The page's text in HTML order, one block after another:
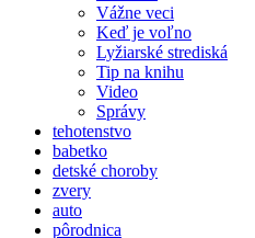
Vážne veci
Keď je voľno
Lyžiarské strediská
Tip na knihu
Video
Správy
tehotenstvo
babetko
detské choroby
zvery
auto
pôrodnica